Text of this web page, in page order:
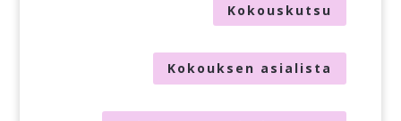
Kokouskutsu
Kokouksen asialista